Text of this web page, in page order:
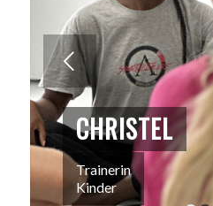
CHRISTEL
Trainerin
Kinder
Weiter